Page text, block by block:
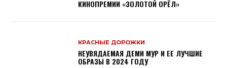
КИНОПРЕМИИ «ЗОЛОТОЙ ОРЁЛ»
КРАСНЫЕ ДОРОЖКИ
НЕУВЯДАЕМАЯ ДЕМИ МУР И ЕЕ ЛУЧШИЕ
ОБРАЗЫ В 2024 ГОДУ